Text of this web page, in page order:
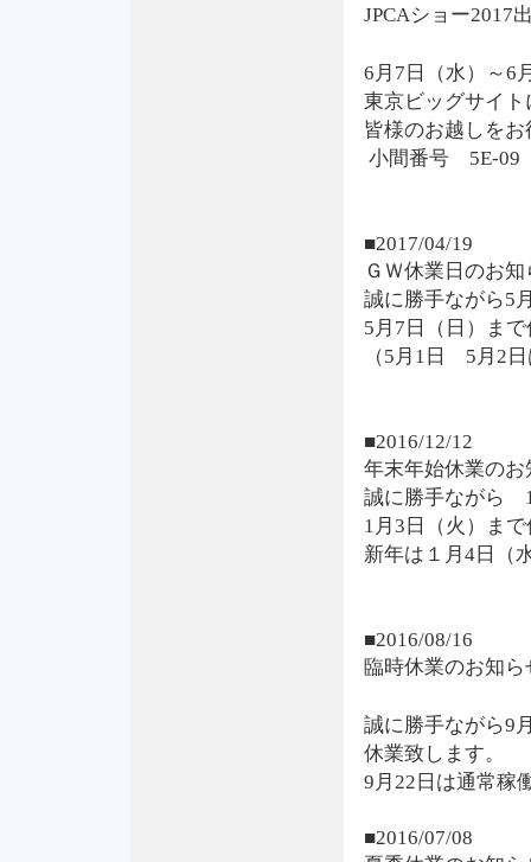
JPCAショー2017
6月7日（水）～6
東京ビッグサイ
皆様のお越しを
小間番号 5E-09
■2017/04/19
ＧＷ休業日のお知
誠に勝手ながら5
5月7日（日）ま
（5月1日 5月2
■2016/12/12
年末年始休業のお
誠に勝手ながら
1月3日（火）ま
新年は１月4日（
■2016/08/16
臨時休業のお知ら
誠に勝手ながら9
休業致します。
9月22日は通常稼
■2016/07/08